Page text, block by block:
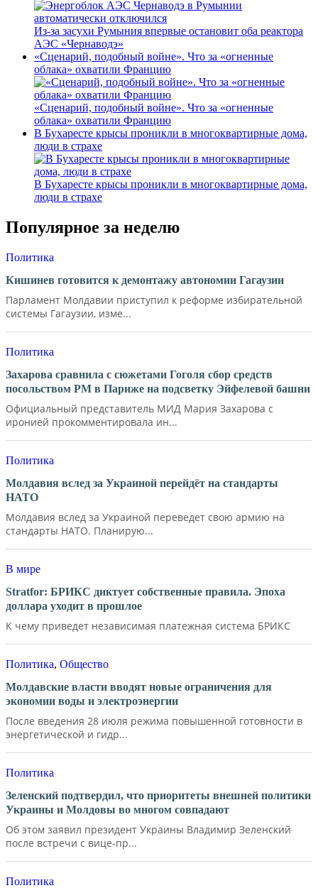
Из-за засухи Румыния впервые остановит оба реактора
АЭС «Чернаводэ»
«Сценарий, подобный войне». Что за «огненные
облака» охватили Францию
«Сценарий, подобный войне». Что за «огненные
облака» охватили Францию
В Бухаресте крысы проникли в многоквартирные дома,
люди в страхе
В Бухаресте крысы проникли в многоквартирные дома,
люди в страхе
Популярное за неделю
Политика
Кишинев готовится к демонтажу автономии Гагаузии
Парламент Молдавии приступил к реформе избирательной
системы Гагаузии, изме...
Политика
Захарова сравнила с сюжетами Гоголя сбор средств
посольством РМ в Париже на подсветку Эйфелевой башни
Официальный представитель МИД Мария Захарова с
иронией прокомментировала ин...
Политика
Молдавия вслед за Украиной перейдёт на стандарты
НАТО
Молдавия вслед за Украиной переведет свою армию на
стандарты НАТО. Планирую...
В мире
Stratfor: БРИКС диктует собственные правила. Эпоха
доллара уходит в прошлое
К чему приведет независимая платежная система БРИКС
Политика, Общество
Молдавские власти вводят новые ограничения для
экономии воды и электроэнергии
После введения 28 июля режима повышенной готовности в
энергетической и гидр...
Политика
Зеленский подтвердил, что приоритеты внешней политики
Украины и Молдовы во многом совпадают
Об этом заявил президент Украины Владимир Зеленский
после встречи с вице-пр...
Политика